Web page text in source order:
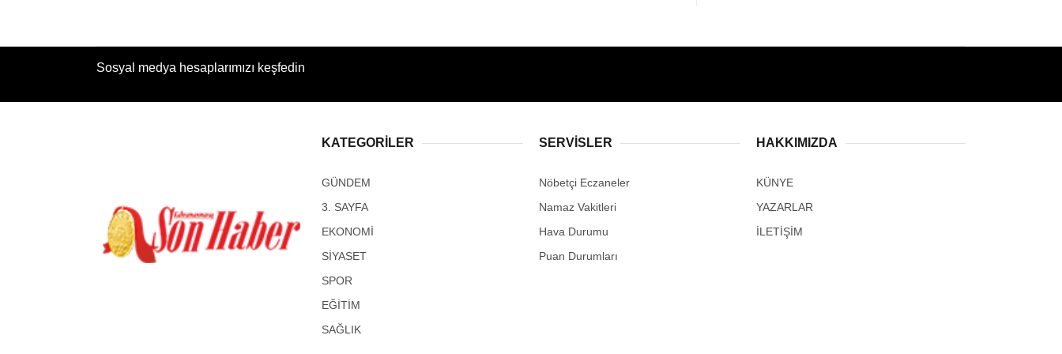
Sosyal medya hesaplarımızı keşfedin
KATEGORİLER
GÜNDEM
3. SAYFA
EKONOMİ
SİYASET
SPOR
EĞİTİM
SAĞLIK
SERVİSLER
Nöbetçi Eczaneler
Namaz Vakitleri
Hava Durumu
Puan Durumları
HAKKIMIZDA
KÜNYE
YAZARLAR
İLETİŞİM